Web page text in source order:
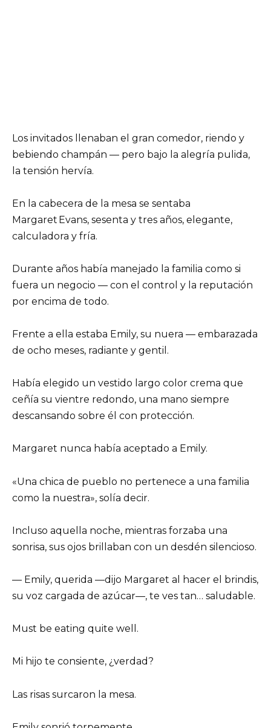
Los invitados llenaban el gran comedor, riendo y
bebiendo champán — pero bajo la alegría pulida,
la tensión hervía.
En la cabecera de la mesa se sentaba
Margaret Evans, sesenta y tres años, elegante,
calculadora y fría.
Durante años había manejado la familia como si
fuera un negocio — con el control y la reputación
por encima de todo.
Frente a ella estaba Emily, su nuera — embarazada
de ocho meses, radiante y gentil.
Había elegido un vestido largo color crema que
ceñía su vientre redondo, una mano siempre
descansando sobre él con protección.
Margaret nunca había aceptado a Emily.
«Una chica de pueblo no pertenece a una familia
como la nuestra», solía decir.
Incluso aquella noche, mientras forzaba una
sonrisa, sus ojos brillaban con un desdén silencioso.
— Emily, querida —dijo Margaret al hacer el brindis,
su voz cargada de azúcar—, te ves tan… saludable.
Must be eating quite well.
Mi hijo te consiente, ¿verdad?
Las risas surcaron la mesa.